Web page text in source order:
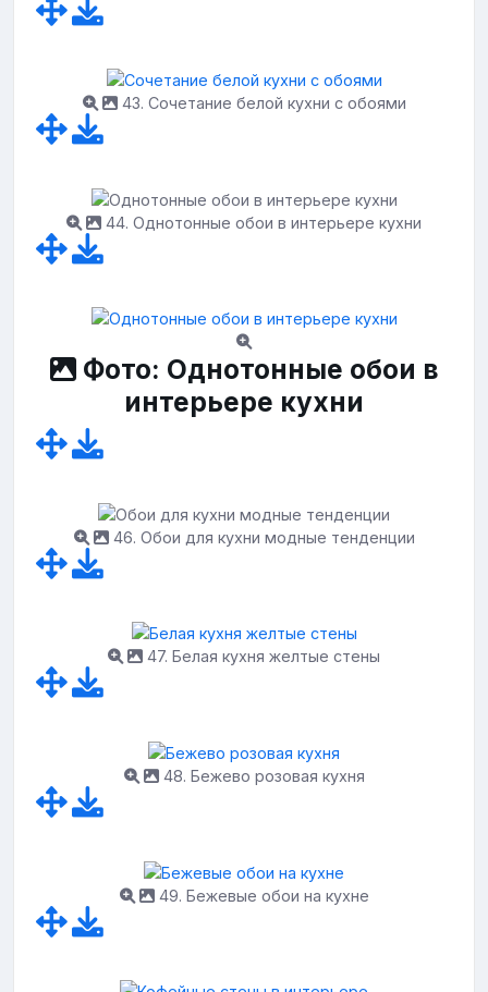
43. Сочетание белой кухни с обоями
44. Однотонные обои в интерьере кухни
Фото: Однотонные обои в
интерьере кухни
46. Обои для кухни модные тенденции
47. Белая кухня желтые стены
48. Бежево розовая кухня
49. Бежевые обои на кухне